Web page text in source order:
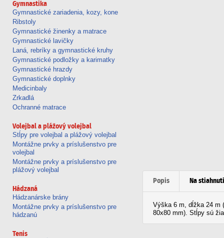
Gymnastika
Gymnastické zariadenia, kozy, kone
Ribstoly
Gymnastické žinenky a matrace
Gymnastické lavičky
Laná, rebríky a gymnastické kruhy
Gymnastické podložky a karimatky
Gymnastické hrazdy
Gymnastické doplnky
Medicinbaly
Zrkadlá
Ochranné matrace
Volejbal a plážový volejbal
Stĺpy pre volejbal a plážový volejbal
Montážne prvky a príslušenstvo pre
volejbal
Montážne prvky a príslušenstvo pre
plážový volejbal
Hádzaná
Hádzanárske brány
Montážne prvky a príslušenstvo pre
hádzanú
Tenis
Popis Na
Výška 6 m, dĺžka 24 m
80x80 mm). Stĺpy sú